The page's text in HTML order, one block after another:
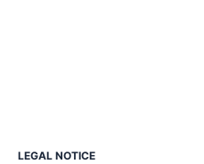
LEGAL NOTICE